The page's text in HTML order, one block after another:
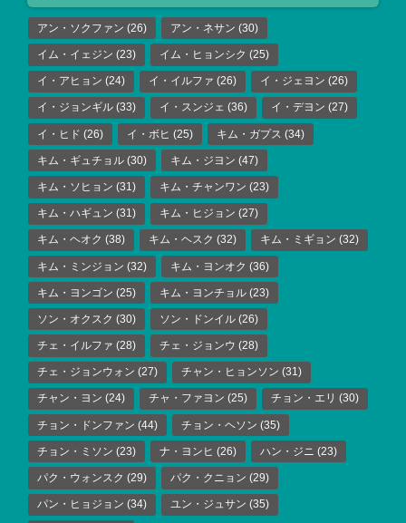
アン・ソクファン (26) アン・ネサン (30)
イム・イェジン (23) イム・ヒョンシク (25)
イ・アヒョン (24) イ・イルファ (26) イ・ジェヨン (26)
イ・ジョンギル (33) イ・スンジェ (36) イ・デヨン (27)
イ・ヒド (26) イ・ボヒ (25) キム・ガプス (34)
キム・ギュチョル (30) キム・ジヨン (47)
キム・ソヒョン (31) キム・チャンワン (23)
キム・ハギュン (31) キム・ヒジョン (27)
キム・ヘオク (38) キム・ヘスク (32) キム・ミギョン (32)
キム・ミンジョン (32) キム・ヨンオク (36)
キム・ヨンゴン (25) キム・ヨンチョル (23)
ソン・オクスク (30) ソン・ドンイル (26)
チェ・イルファ (28) チェ・ジョンウ (28)
チェ・ジョンウォン (27) チャン・ヒョンソン (31)
チャン・ヨン (24) チャ・ファヨン (25) チョン・エリ (30)
チョン・ドンファン (44) チョン・ヘソン (35)
チョン・ミソン (23) ナ・ヨンヒ (26) ハン・ジニ (23)
パク・ウォンスク (29) パク・クニョン (29)
パン・ヒョジョン (34) ユン・ジュサン (35)